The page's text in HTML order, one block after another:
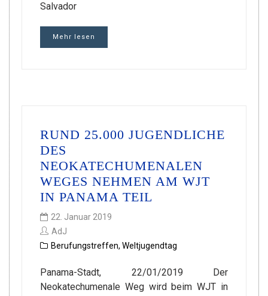
Salvador
Mehr lesen
RUND 25.000 JUGENDLICHE
DES
NEOKATECHUMENALEN
WEGES NEHMEN AM WJT
IN PANAMA TEIL
22. Januar 2019
AdJ
Berufungstreffen, Weltjugendtag
Panama-Stadt, 22/01/2019 Der
Neokatechumenale Weg wird beim WJT in